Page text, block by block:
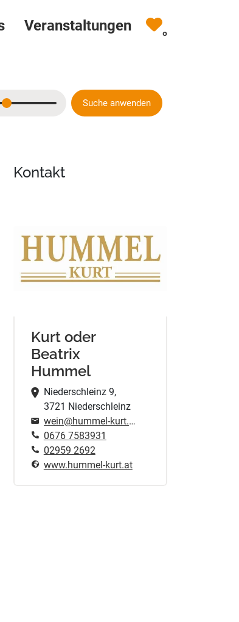
Veranstaltungen 0
Suche anwenden
Kontakt
Kurt oder
Beatrix
Hummel
Niederschleinz 9,
3721 Niederschleinz
wein@hummel-kurt.at
0676 7583931
02959 2692
www.hummel-kurt.at